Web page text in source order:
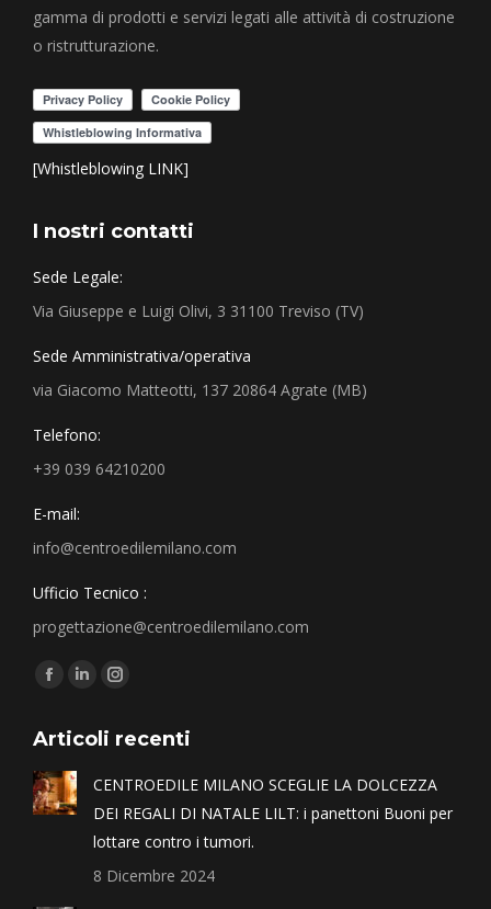
gamma di prodotti e servizi legati alle attività di costruzione
o ristrutturazione.
[Whistleblowing LINK]
I nostri contatti
Sede Legale:
Via Giuseppe e Luigi Olivi, 3 31100 Treviso (TV)
Sede Amministrativa/operativa
via Giacomo Matteotti, 137 20864 Agrate (MB)
Telefono:
+39 039 64210200
E-mail:
info@centroedilemilano.com
Ufficio Tecnico :
progettazione@centroedilemilano.com
Find us on:
Articoli recenti
CENTROEDILE MILANO SCEGLIE LA DOLCEZZA
DEI REGALI DI NATALE LILT: i panettoni Buoni per
lottare contro i tumori.
8 Dicembre 2024